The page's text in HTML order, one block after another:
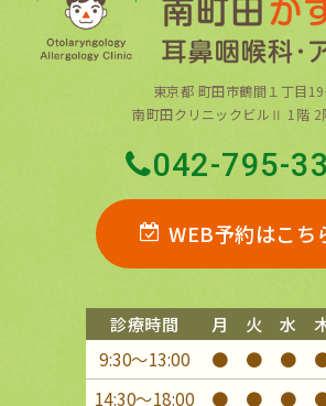
東京都 町田市鶴間１丁目
南町田クリニックビルⅡ 1階 2
042-795-
WEB予約はこち
診療時間 月 火 水
9:30〜13:00
● ● ●
14:30〜18:00
● ● ●